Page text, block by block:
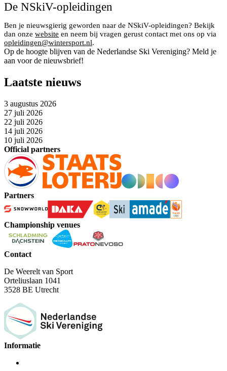
De NSkiV-opleidingen
Ben je nieuwsgierig geworden naar de NSkiV-opleidingen? Bekijk
dan onze website en neem bij vragen gerust contact met ons op via
opleidingen@wintersport.nl.
Op de hoogte blijven van de Nederlandse Ski Vereniging? Meld je
aan voor de nieuwsbrief!
Laatste nieuws
3 augustus 2026
27 juli 2026
22 juli 2026
14 juli 2026
10 juli 2026
Official partners
Partners
Championship venues
Contact
De Weerelt van Sport
Orteliuslaan 1041
3528 BE Utrecht
Informatie